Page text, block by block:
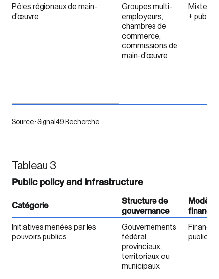
Pôles régionaux de main-
d’œuvre
Groupes multi-
employeurs,
chambres de
commerce,
commissions de
main-d’œuvre
Mixte
+ public)
Source : Signal49 Recherche.
Tableau 3
Public policy and infrastructure
Catégorie
Structure de
gouvernance
Modèle
Initiatives menées par les
pouvoirs publics
Gouvernements
fédéral,
provinciaux,
territoriaux ou
municipaux
public